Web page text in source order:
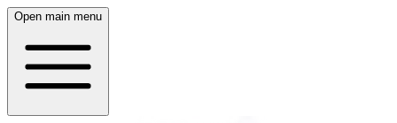
Open main menu